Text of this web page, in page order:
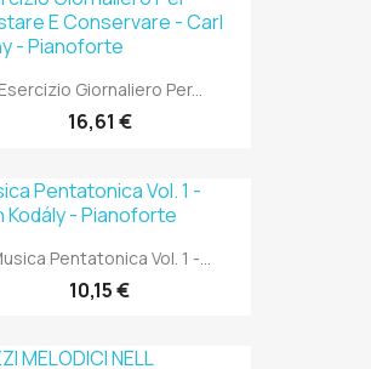
Esercizio Giornaliero Per...
16,61 €
Pentatonica Vol. 1 -...
10,15 €